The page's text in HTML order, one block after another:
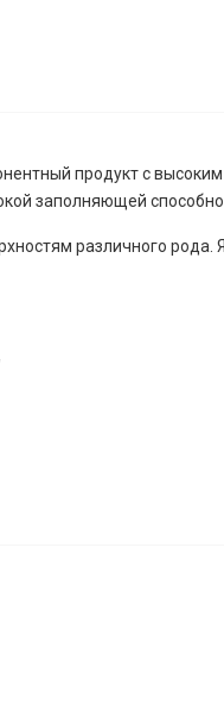
продукт с
заполняющей
различного